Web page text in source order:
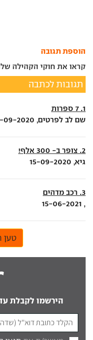
הוספת תגובה
קראו את חוקי הקהילה
תגובות לכתבה
1. 7 ספרות
שם לב לפרטים, 14-09-2020
2. צופר ב- 300 אלף!
גיא, 15-09-2020
3. רכב מדהים
, 15-06-2021
טען
הירשמו לקבלת